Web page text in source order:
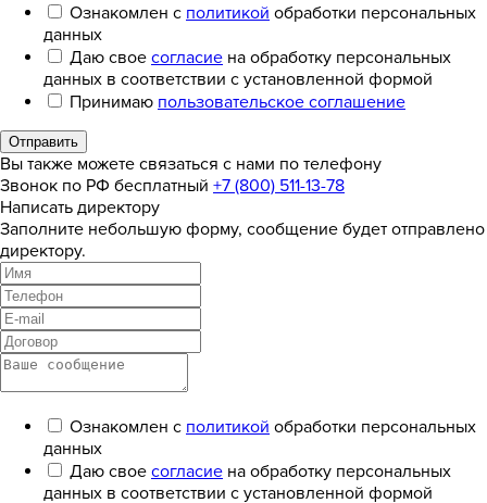
Ознакомлен с политикой обработки персональных
данных
Даю свое согласие на обработку персональных
данных в соответствии с установленной формой
Принимаю пользовательское соглашение
Отправить
Вы также можете связаться с нами по телефону
Звонок по РФ бесплатный +7 (800) 511-13-78
Написать директору
Заполните небольшую форму, сообщение будет отправлено
директору.
Ознакомлен с политикой обработки персональных
данных
Даю свое согласие на обработку персональных
данных в соответствии с установленной формой